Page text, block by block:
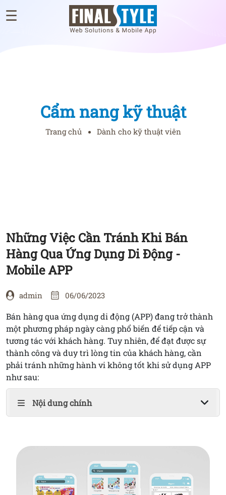
×
ỨNG
DỤNG
LIÊN
☰
Cẩm nang kỹ thuật
Trang chủ Dành cho kỹ thuật viên
Những Việc Cần Tránh Khi Bán
Hàng Qua Ứng Dụng Di Động -
Mobile APP
admin 06/06/2023
Bán hàng qua ứng dụng di động (APP) đang trở thành
một phương pháp ngày càng phổ biến để tiếp cận và
tương tác với khách hàng. Tuy nhiên, để đạt được sự
thành công và duy trì lòng tin của khách hàng, cần
phải tránh những hành vi không tốt khi sử dụng APP
như sau:
Nội dung chính